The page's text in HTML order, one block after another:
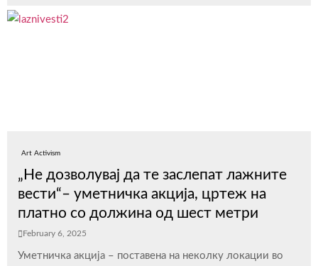
Art Activism
„Не дозволувај да те заслепат лажните
вести“– уметничка акција, цртеж на
платно со должина од шест метри
February 6, 2025
Уметничка акција – поставена на неколку локации во